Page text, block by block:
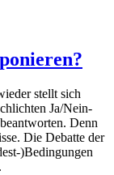
stellt sich
Ja/Nein-
Denn
Die Debatte der
)Bedingungen